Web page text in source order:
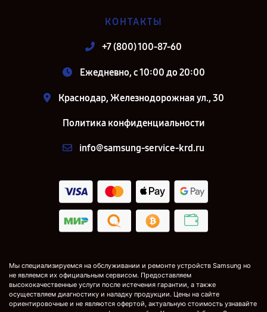
КОНТАКТЫ
+7 (800) 100-87-60
Ежедневно, с 10:00 до 20:00
Краснодар, Железнодорожная ул., 30
Политика конфиденциальности
info@samsung-service-krd.ru
Мы специализируемся на обслуживании и ремонте устройств Samsung но
не являемся их официальным сервисом. Предоставляем
высококачественные услуги после истечения гарантии, а также
осуществляем диагностику и наладку продукции. Цены на сайте
ориентировочные и не являются офертой, актуальную стоимость узнавайте